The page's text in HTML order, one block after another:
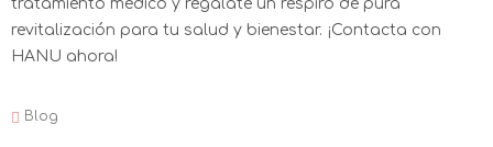
tratamiento médico y regálate un respiro de pura
revitalización para tu salud y bienestar. ¡Contacta con
HANU ahora!
Blog